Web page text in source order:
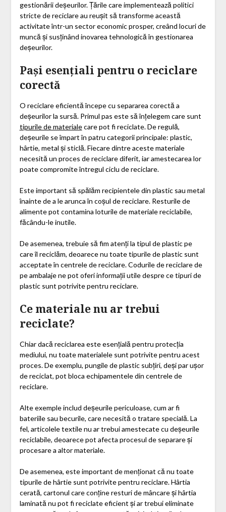
gestionării deșeurilor. Țările care implementează politici
stricte de reciclare au reușit să transforme această
activitate într-un sector economic prosper, creând locuri de
muncă și susținând inovarea tehnologică în gestionarea
deșeurilor.
Pași esențiali pentru o reciclare
corectă
O reciclare eficientă începe cu separarea corectă a
deșeurilor la sursă. Primul pas este să înțelegem care sunt
tipurile de materialecare pot fi reciclate. De regulă,
deșeurile se împart în patru categorii principale: plastic,
hârtie, metal și sticlă. Fiecare dintre aceste materiale
necesită un proces de reciclare diferit, iar amestecarea lor
poate compromite întregul ciclu de reciclare.
Este important să spălăm recipientele din plastic sau metal
înainte de a le arunca în coșul de reciclare. Resturile de
alimente pot contamina loturile de materiale reciclabile,
făcându-le inutile.
De asemenea, trebuie să fim atenți la tipul de plastic pe
care îl reciclăm, deoarece nu toate tipurile de plastic sunt
acceptate în centrele de reciclare. Codurile de reciclare de
pe ambalaje ne pot oferi informații utile despre ce tipuri de
plastic sunt potrivite pentru reciclare.
Ce materiale nu ar trebui
reciclate?
Chiar dacă reciclarea este esențială pentru protecția
mediului, nu toate materialele sunt potrivite pentru acest
proces. De exemplu, pungile de plastic subțiri, deși par ușor
de reciclat, pot bloca echipamentele din centrele de
reciclare.
Alte exemple includ deșeurile periculoase, cum ar fi
bateriile sau becurile, care necesită o tratare specială. La
fel, articolele textile nu ar trebui amestecate cu deșeurile
reciclabile, deoarece pot afecta procesul de separare și
procesare a altor materiale.
De asemenea, este important de menționat că nu toate
tipurile de hârtie sunt potrivite pentru reciclare. Hârtia
cerată, cartonul care conține resturi de mâncare și hârtia
laminată nu pot fi reciclate eficient și ar trebui eliminate